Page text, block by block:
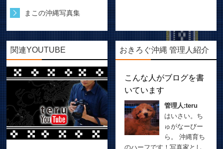
まこの沖縄写真集
関連YOUTUBE おきろぐ沖縄 管理人紹介
こんな人がブログを書
いています
管理人:teru
はいさい。ち
ゅがなーびー
ら。 沖縄育ち
のハーフです！写真家とし